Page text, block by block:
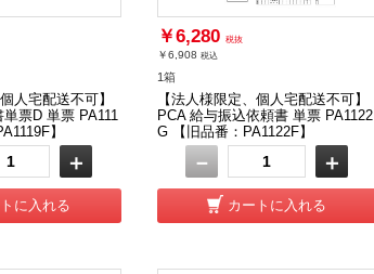
人宅配送不可】
票D 単票 PA111
】
＋
に入れる
￥6,280 税抜
￥6,908 税込
1箱
【法人様限定、個人宅配送不可】
PCA 給与振込依頼書 単票 PA1122
G 【旧品番：PA1122F】
－ ＋
カートに入れる